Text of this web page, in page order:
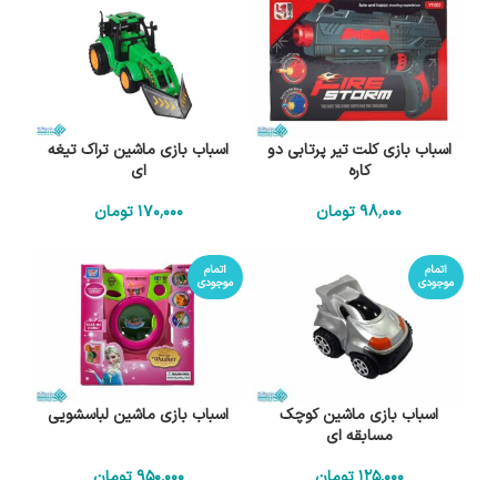
اسباب بازی کلت تیر پرتابی دو
کاره
98٬000تومان
اسباب بازی ماشین تراک تیغه
ای
170٬000 تومان
اتمام
موجودی
اسباب بازی ماشین کوچک
مسابقه ای
اتمام
موجودی
اسباب بازی ماشین لباسشویی